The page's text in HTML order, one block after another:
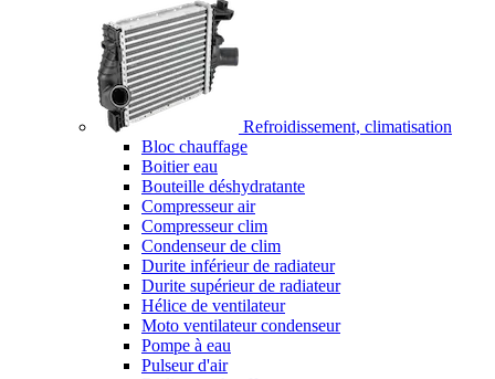
Refroidissement, climatisation
Bloc chauffage
Boitier eau
Bouteille déshydratante
Compresseur air
Compresseur clim
Condenseur de clim
Durite inférieur de radiateur
Durite supérieur de radiateur
Hélice de ventilateur
Moto ventilateur condenseur
Pompe à eau
Pulseur d'air